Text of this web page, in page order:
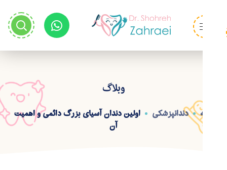
وبلاگ
خانه دندانپزشکی
اولین دندان آسیای بزرگ دائمی و اهمیت
آن